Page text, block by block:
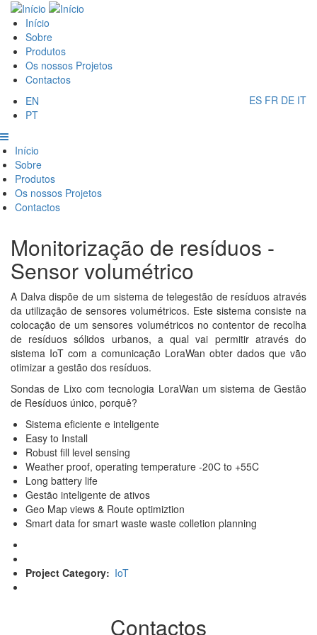
Passar
para
conteúdo
principal
Main
navigation
Início
Sobre
Produtos
Os nossos Projetos
Contactos
EN
PT
ES FR DE IT
Main
navigation
Início
Sobre
Produtos
Os nossos Projetos
Contactos
Monitorização de resíduos -
Sensor volumétrico
A Dalva dispõe de um sistema de telegestão de resíduos através
da utilização de sensores volumétricos. Este sistema consiste na
colocação de um sensores volumétricos no contentor de recolha
de resíduos sólidos urbanos, a qual vai permitir através do
sistema IoT com a comunicação LoraWan obter dados que vão
otimizar a gestão dos resíduos.
Sondas de Lixo com tecnologia LoraWan um sistema de Gestão
de Resíduos único, porquê?
Sistema eficiente e inteligente
Easy to Install
Robust fill level sensing
Weather proof, operating temperature -20C to +55C
Long battery life
Gestão inteligente de ativos
Geo Map views & Route optimiztion
Smart data for smart waste waste colletion planning
Project Category IoT
Contactos